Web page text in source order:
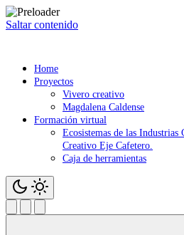
Saltar contenido
Home
Proyectos
Vivero creativo
Magdalena Caldense
Formación virtual
Ecosistemas de las
Creativo Eje Cafetero.
Caja de herramientas